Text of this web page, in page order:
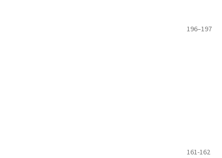
196–197
161-162